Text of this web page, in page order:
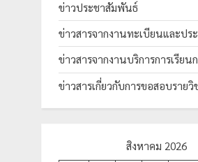
ข่าวประชาสัมพันธ์
ข่าวสารจากงานทะเบียนและปร
ข่าวสารจากงานบริการการเรียน
ข่าวสารเกี่ยวกับการขอสอบราย
สิงหาคม 2026